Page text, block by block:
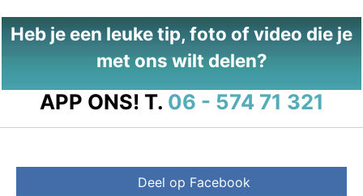
Heb je een leuke tip, foto of video die je
met ons wilt delen?
APP ONS! T. 06 - 574 71 321
Deel op Facebook